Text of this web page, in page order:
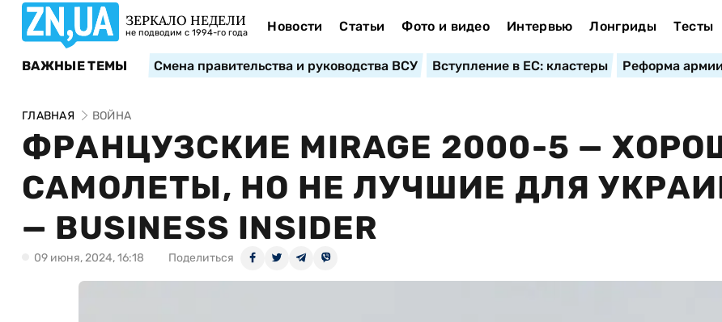
ЗЕРКАЛО НЕДЕЛИ
не подводим с 1994-го года Новости Статьи Фото и видео Интервью Лонгриды Тесты
ВАЖНЫЕ ТЕМЫ Смена правительства и руководства ВСУ Вступление в ЕС: кластеры Реформа армии
ГЛАВНАЯ ВОЙНА
ФРАНЦУЗСКИЕ MIRAGE 2000-5 —
САМОЛЕТЫ, НО НЕ ЛУЧШИЕ ДЛЯ
— BUSINESS INSIDER
09 июня, 2024, 16:18 Поделиться